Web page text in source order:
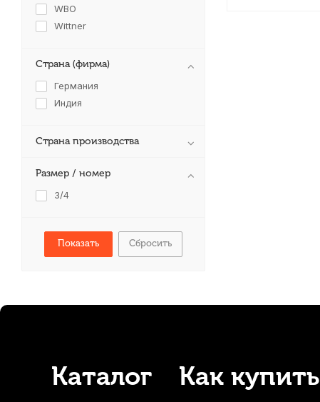
WBO
Wittner
Страна (фирма)
Германия
Индия
Страна производства
Размер / номер
3/4
Сбросить
Каталог Как купить